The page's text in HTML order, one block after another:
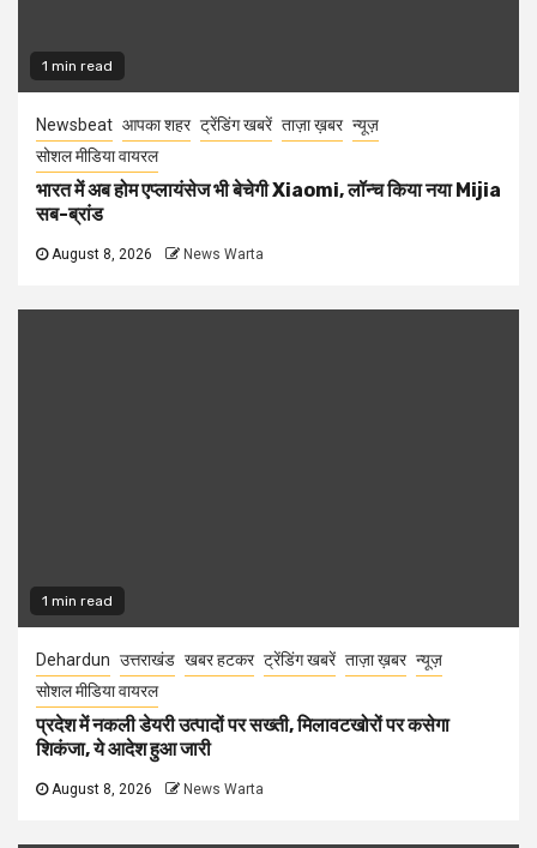
1 min read
Newsbeat आपका शहर ट्रेंडिंग खबरें ताज़ा ख़बर न्यूज़
सोशल मीडिया वायरल
भारत में अब होम एप्लायंसेज भी बेचेगी Xiaomi, लॉन्च किया नया Mijia
सब-ब्रांड
August 8, 2026 News Warta
1 min read
Dehardun उत्तराखंड खबर हटकर ट्रेंडिंग खबरें ताज़ा ख़बर न्यूज़
सोशल मीडिया वायरल
प्रदेश में नकली डेयरी उत्पादों पर सख्ती, मिलावटखोरों पर कसेगा
शिकंजा, ये आदेश हुआ जारी
August 8, 2026 News Warta